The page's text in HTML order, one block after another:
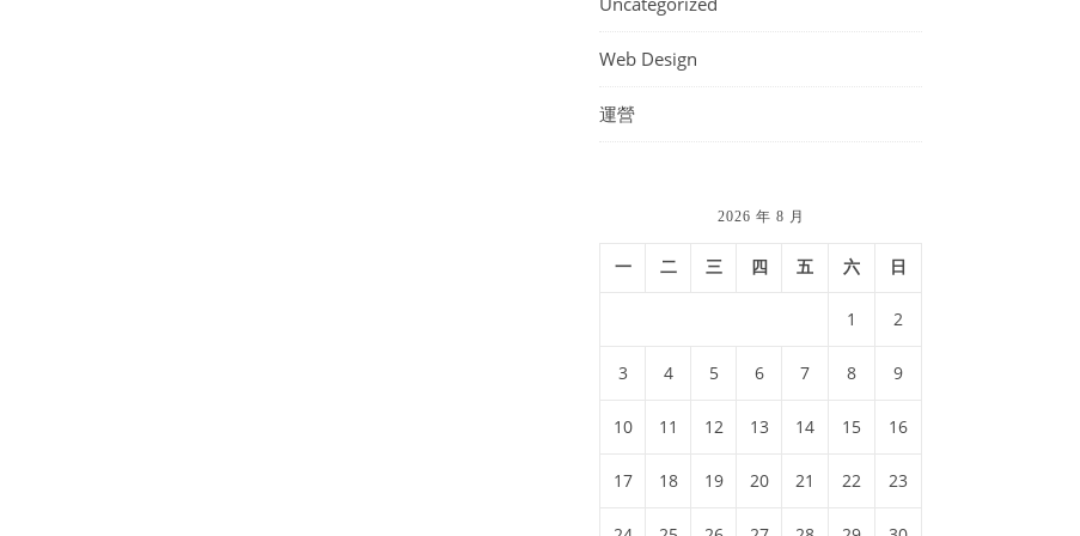
Web Design
運營
2026 年 8 月
一 二 三 四 五 六 日
1 2
3 4 5 6 7 8 9
10 11 12 13 14 15 16
17 18 19 20 21 22 23